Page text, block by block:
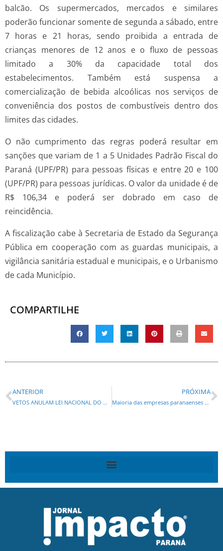
balcão. Os supermercados, mercados e similares
poderão funcionar somente de segunda a sábado, entre
7 horas e 21 horas, sendo proibida a entrada de
crianças menores de 12 anos e o fluxo de pessoas
limitado a 30% da capacidade total dos
estabelecimentos. Também está suspensa a
comercialização de bebida alcoólicas nos serviços de
conveniência dos postos de combustíveis dentro dos
limites das cidades.
O não cumprimento das regras poderá resultar em
sanções que variam de 1 a 5 Unidades Padrão Fiscal do
Paraná (UPF/PR) para pessoas físicas e entre 20 e 100
(UPF/PR) para pessoas jurídicas. O valor da unidade é de
R$ 106,34 e poderá ser dobrado em caso de
reincidência.
A fiscalização cabe à Secretaria de Estado da Segurança
Pública em cooperação com as guardas municipais, a
vigilância sanitária estadual e municipais, e o Urbanismo
de cada Município.
COMPARTILHE
ANTERIOR
VETOS ANULAM LEI NACIONAL DO USO DA MÁSCARA
PRÓXIMA
Maioria das empresas paranaenses perdeu faturamento na pandemia